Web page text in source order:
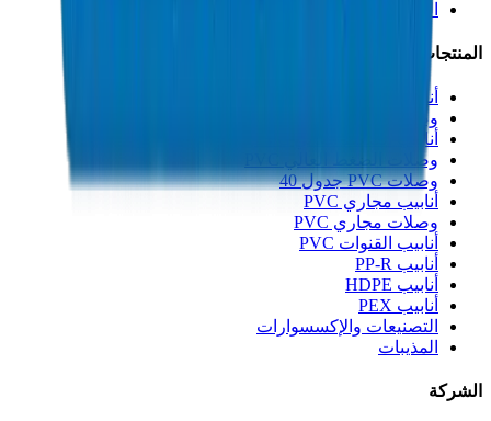
الجودة والشهادات
المنتجات
أنابيب الصرف UPVC
وصلات الصرف UPVC
أنابيب الضغط العالي PVC
وصلات الضغط العالي PVC
وصلات PVC جدول 40
أنابيب مجاري PVC
وصلات مجاري PVC
أنابيب القنوات PVC
أنابيب PP-R
أنابيب HDPE
أنابيب PEX
التصنيعات والإكسسوارات
المذيبات
الشركة